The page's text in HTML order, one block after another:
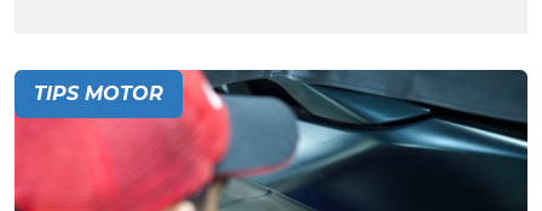
TIPS MOTOR